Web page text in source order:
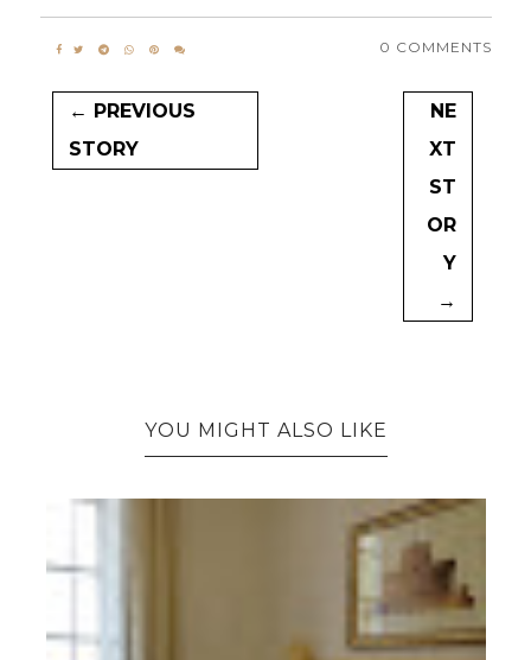
0 COMMENTS
← PREVIOUS
STORY
NE
XT
ST
OR
Y
→
YOU MIGHT ALSO LIKE